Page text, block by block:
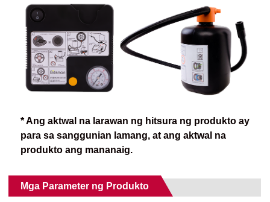
* Ang aktwal na larawan ng hitsura ng produkto ay
para sa sanggunian lamang, at ang aktwal na
produkto ang mananaig.
Mga Parameter ng Produkto